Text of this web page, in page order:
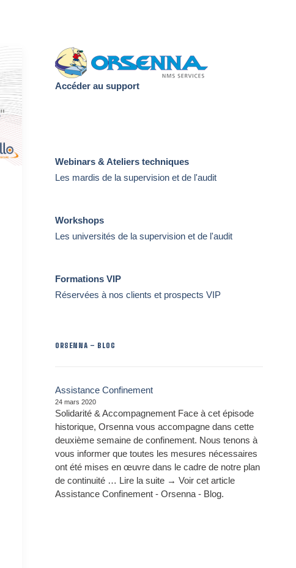
Accéder au support
Webinars & Ateliers techniques
Les mardis de la supervision et de l'audit
Workshops
Les universités de la supervision et de l'audit
Formations VIP
Réservées à nos clients et prospects VIP
ORSENNA – BLOG
Assistance Confinement
24 mars 2020
Solidarité & Accompagnement Face à cet épisode
historique, Orsenna vous accompagne dans cette
deuxième semaine de confinement. Nous tenons à
vous informer que toutes les mesures nécessaires
ont été mises en œuvre dans le cadre de notre plan
de continuité … Lire la suite → Voir cet article
Assistance Confinement - Orsenna - Blog.